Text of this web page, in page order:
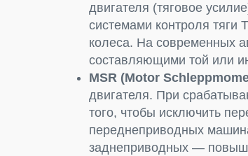
двигателя (тяговое
системами контроля
колеса. На современных
составляющими той или
MSR (Motor
двигателя. При
того, чтобы исключить
переднеприводных
заднеприводных —